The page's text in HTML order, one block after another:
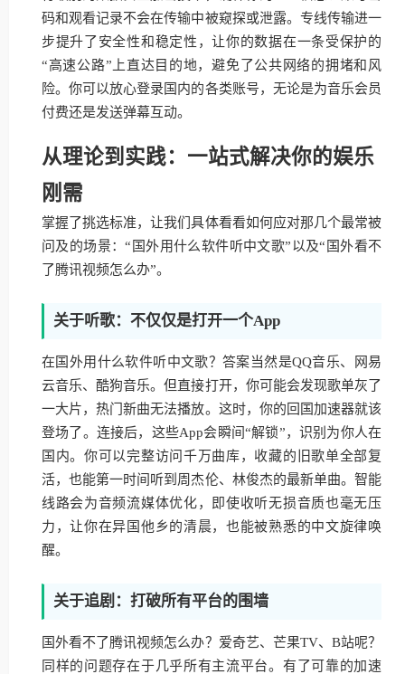
码和观看记录不会在传输中被窥探或泄露。专线传输进一
步提升了安全性和稳定性，让你的数据在一条受保护的
“高速公路”上直达目的地，避免了公共网络的拥堵和风
险。你可以放心登录国内的各类账号，无论是为音乐会员
付费还是发送弹幕互动。
从理论到实践：一站式解决你的娱乐
刚需
掌握了挑选标准，让我们具体看看如何应对那几个最常被
问及的场景：“国外用什么软件听中文歌”以及“国外看不
了腾讯视频怎么办”。
关于听歌：不仅仅是打开一个App
在国外用什么软件听中文歌？答案当然是QQ音乐、网易
云音乐、酷狗音乐。但直接打开，你可能会发现歌单灰了
一大片，热门新曲无法播放。这时，你的回国加速器就该
登场了。连接后，这些App会瞬间“解锁”，识别为你人在
国内。你可以完整访问千万曲库，收藏的旧歌单全部复
活，也能第一时间听到周杰伦、林俊杰的最新单曲。智能
线路会为音频流媒体优化，即使收听无损音质也毫无压
力，让你在异国他乡的清晨，也能被熟悉的中文旋律唤
醒。
关于追剧：打破所有平台的围墙
国外看不了腾讯视频怎么办？爱奇艺、芒果TV、B站呢？
同样的问题存在于几乎所有主流平台。有了可靠的加速